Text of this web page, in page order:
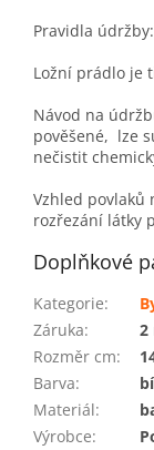
Pravidla údržby:
Ložní prádlo je
Návod na
pověšené, lze
nečistit
Vzhled povlaků
rozřezání látky
Doplňkové
Kategorie:
Záruka:
2
Rozměr cm:
Barva:
Materiál:
Výrobce: